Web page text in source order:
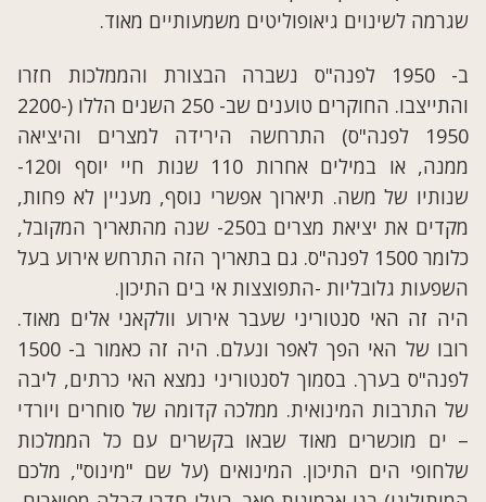
שגרמה לשינוים גיאופוליטים משמעותיים מאוד.
ב- 1950 לפנה"ס נשברה הבצורת והממלכות חזרו
והתייצבו. החוקרים טוענים שב- 250 השנים הללו (2200-
1950 לפנה"ס) התרחשה הירידה למצרים והיציאה
ממנה, או במילים אחרות 110 שנות חיי יוסף ו120-
שנותיו של משה. תיארוך אפשרי נוסף, מעניין לא פחות,
מקדים את יציאת מצרים ב250- שנה מהתאריך המקובל,
כלומר 1500 לפנה"ס. גם בתאריך הזה התרחש אירוע בעל
השפעות גלובליות -התפוצצות אי בים התיכון.
היה זה האי סנטוריני שעבר אירוע וולקאני אלים מאוד.
רובו של האי הפך לאפר ונעלם. היה זה כאמור ב- 1500
לפנה"ס בערך. בסמוך לסנטוריני נמצא האי כרתים, ליבה
של התרבות המינואית. ממלכה קדומה של סוחרים ויורדי
– ים מוכשרים מאוד שבאו בקשרים עם כל הממלכות
שלחופי הים התיכון. המינואים (על שם "מינוס", מלכם